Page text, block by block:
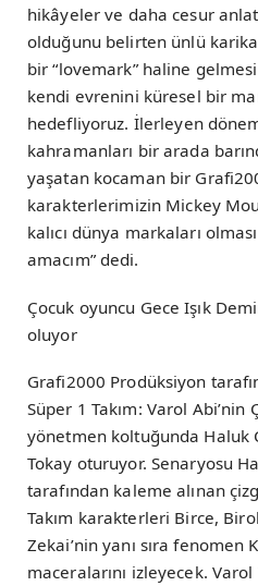
hikâyeler ve daha cesur
olduğunu belirten ünlü
bir “lovemark” haline gelmesi
kendi evrenini küresel bir
hedefliyoruz. İlerleyen
kahramanları bir arada
yaşatan kocaman bir
karakterlerimizin Mickey
kalıcı dünya markaları
amacım” dedi.
Çocuk oyuncu Gece Işık
oluyor
Grafi2000 Prodüksiyon
Süper 1 Takım: Varol Abi’nin
yönetmen koltuğunda Haluk
Tokay oturuyor. Senaryosu
tarafından kaleme alınan
Takım karakterleri Birce,
Zekai’nin yanı sıra fenomen
maceralarını izleyecek.